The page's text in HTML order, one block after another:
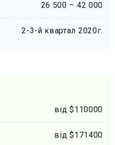
26 500 – 42 000
2-3-й квартал 2020г.
від $110000
від $171400